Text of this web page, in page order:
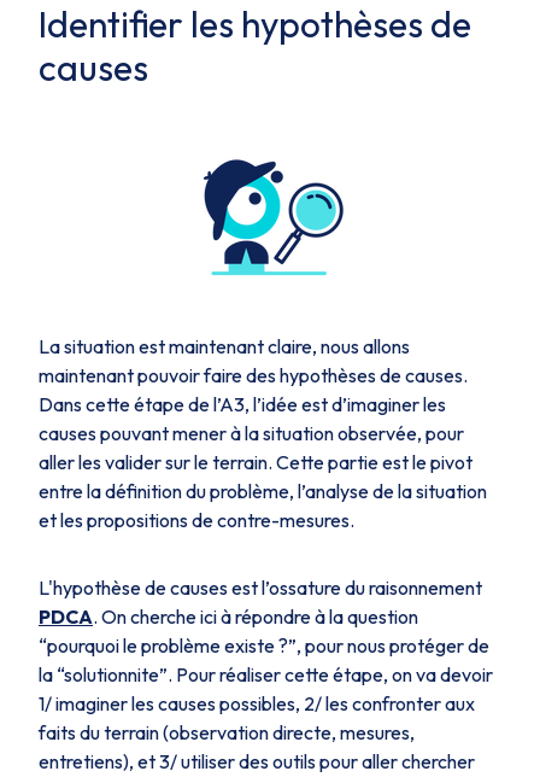
Identifier les hypothèses de
causes
La situation est maintenant claire, nous allons
maintenant pouvoir faire des hypothèses de causes.
Dans cette étape de l’A3, l’idée est d’imaginer les
causes pouvant mener à la situation observée, pour
aller les valider sur le terrain. Cette partie est le pivot
entre la définition du problème, l’analyse de la situation
et les propositions de contre-mesures.
L'hypothèse de causes est l’ossature du raisonnement
PDCA. On cherche ici à répondre à la question
“pourquoi le problème existe ?”, pour nous protéger de
la “solutionnite”. Pour réaliser cette étape, on va devoir
1/ imaginer les causes possibles, 2/ les confronter aux
faits du terrain (observation directe, mesures,
entretiens), et 3/ utiliser des outils pour aller chercher